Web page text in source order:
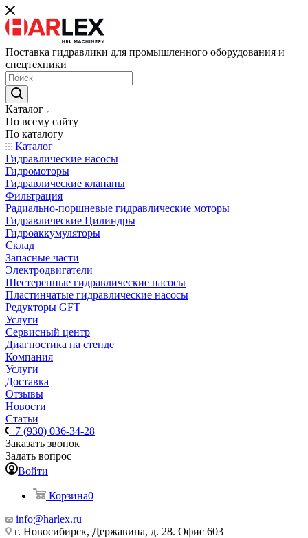
Поставка гидравлики для промышленного оборудования и
спецтехники
Каталог
По всему сайту
По каталогу
Каталог
Гидравлические насосы
Гидромоторы
Гидравлические клапаны
Фильтрация
Радиально-поршневые гидравлические моторы
Гидравлические Цилиндры
Гидроаккумуляторы
Склад
Запасные части
Электродвигатели
Шестеренные гидравлические насосы
Пластинчатые гидравлические насосы
Редукторы GFT
Услуги
Сервисный центр
Диагностика на стенде
Компания
Услуги
Доставка
Отзывы
Новости
Статьи
+7 (930) 036-34-28
Заказать звонок
Задать вопрос
Войти
Корзина0
info@harlex.ru
г. Новосибирск, Державина, д. 28. Офис 603